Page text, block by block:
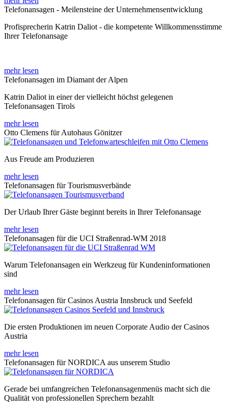
Telefonansagen - Meilensteine der Unternehmensentwicklung
Profisprecherin Katrin Daliot - die kompetente Willkommensstimme
Ihrer Telefonansage
mehr lesen
Telefonansagen im Diamant der Alpen
Katrin Daliot in einer der vielleicht höchst gelegenen
Telefonansagen Tirols
mehr lesen
Otto Clemens für Autohaus Gönitzer
Aus Freude am Produzieren
mehr lesen
Telefonansagen für Tourismusverbände
Der Urlaub Ihrer Gäste beginnt bereits in Ihrer Telefonansage
mehr lesen
Telefonansagen für die UCI Straßenrad-WM 2018
Warum Telefonansagen ein Werkzeug für Kundeninformationen
sind
mehr lesen
Telefonansagen für Casinos Austria Innsbruck und Seefeld
Die ersten Produktionen im neuen Corporate Audio der Casinos
Austria
mehr lesen
Telefonansagen für NORDICA aus unserem Studio
Gerade bei umfangreichen Telefonansagenmenüs macht sich die
Qualität von professionellen Sprechern bezahlt